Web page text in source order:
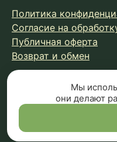
Политика
Согласие на
Публичная оферта
Возврат и обмен
© 2026 Fungiline —
Копирование
Вся информация на
не является публичной
Мы
они делают